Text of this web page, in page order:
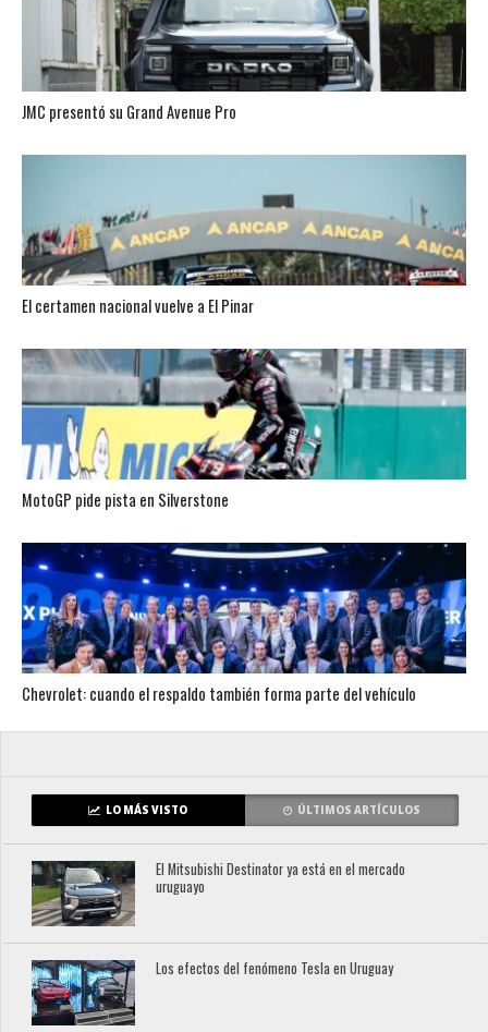
JMC presentó su Grand Avenue Pro
El certamen nacional vuelve a El Pinar
MotoGP pide pista en Silverstone
Chevrolet: cuando el respaldo también forma parte del vehículo
LO MÁS VISTO ÚLTIMOS ARTÍCULOS
El Mitsubishi Destinator ya está en el mercado
uruguayo
Los efectos del fenómeno Tesla en Uruguay